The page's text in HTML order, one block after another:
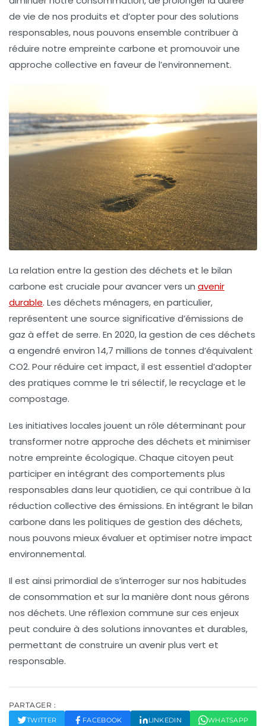
de vie de nos produits et d’opter pour des solutions
responsables, nous pouvons ensemble contribuer à
réduire notre empreinte carbone et promouvoir une
approche collective en faveur de l’environnement.
La relation entre la gestion des déchets et le bilan
carbone est cruciale pour avancer vers un avenir
durable. Les déchets ménagers, en particulier,
représentent une source significative d’émissions de
gaz à effet de serre. En 2020, la gestion de ces déchets
a engendré environ 14,7 millions de tonnes d’équivalent
CO2. Pour réduire cet impact, il est essentiel d’adopter
des pratiques comme le tri sélectif, le recyclage et le
compostage.
Les initiatives locales jouent un rôle déterminant pour
transformer notre approche des déchets et minimiser
notre empreinte écologique. Chaque citoyen peut
participer en intégrant des comportements plus
responsables dans leur quotidien, ce qui contribue à la
réduction collective des émissions. En intégrant le bilan
carbone dans les politiques de gestion des déchets,
nous pouvons mieux évaluer et optimiser notre impact
environnemental.
Il est ainsi primordial de s’interroger sur nos habitudes
de consommation et sur la manière dont nous gérons
nos déchets. Une réflexion commune sur ces enjeux
peut conduire à des solutions innovantes et durables,
permettant de construire un avenir plus vert et
responsable.
PARTAGER :
TWITTER FACEBOOK LINKEDIN WHATSAPP